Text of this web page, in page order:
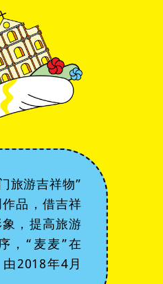
旅游吉祥物”
品，借吉祥
，提高旅游
，“麦麦”在
2018年4月